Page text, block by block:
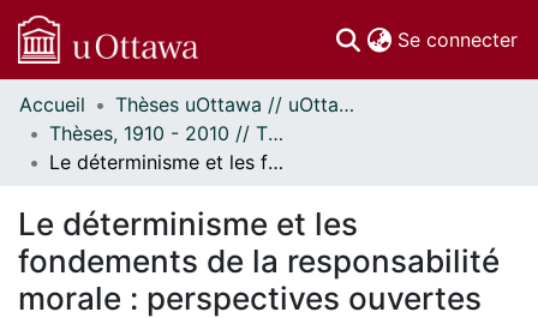
Se connecter
Communautés
et collections
Parcourir
À propos
Accueil
Thèses uOttawa // uOttawa Theses
Thèses, 1910 - 2010 // Theses, 1910 - 2010
Le déterminisme et les fondements de la responsabilité morale : perspectives ouvertes par Peter F. Strawson.
Le déterminisme et les
fondements de la responsabilité
morale : perspectives ouvertes